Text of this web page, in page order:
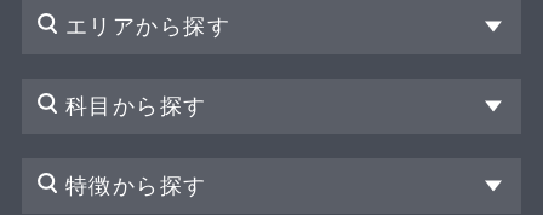
エリアから探す
科目から探す
特徴から探す